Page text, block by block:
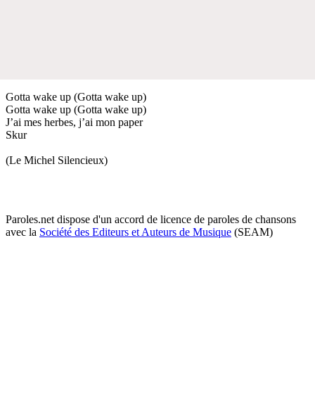
Gotta wake up (Gotta wake up)
Gotta wake up (Gotta wake up)
J’ai mes herbes, j’ai mon paper
Skur
(Le Michel Silencieux)
Paroles.net dispose d'un accord de licence de paroles de chansons
avec la Société des Editeurs et Auteurs de Musique (SEAM)